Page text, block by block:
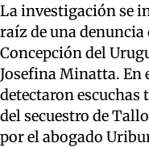
La investigación se
raíz de una denuncia
Concepción del
Josefina Minatta. En
detectaron escuchas
del secuestro de
por el abogado